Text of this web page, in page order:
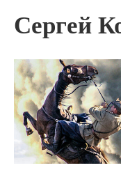
Сергей